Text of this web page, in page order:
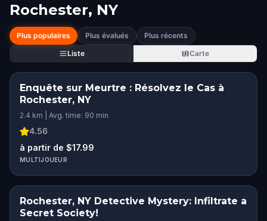
Rochester, NY
Plus populaires Plus évalués
Plus récents
Liste
Carte
Enquête sur Meurtre : Résolvez le Cas à
Rochester, NY
2.4 km | Avg. time: 90 min
4.56
à partir de $17.99
MULTIJOUEUR
Rochester, NY Detective Mystery: Infiltrate a
Secret Society!